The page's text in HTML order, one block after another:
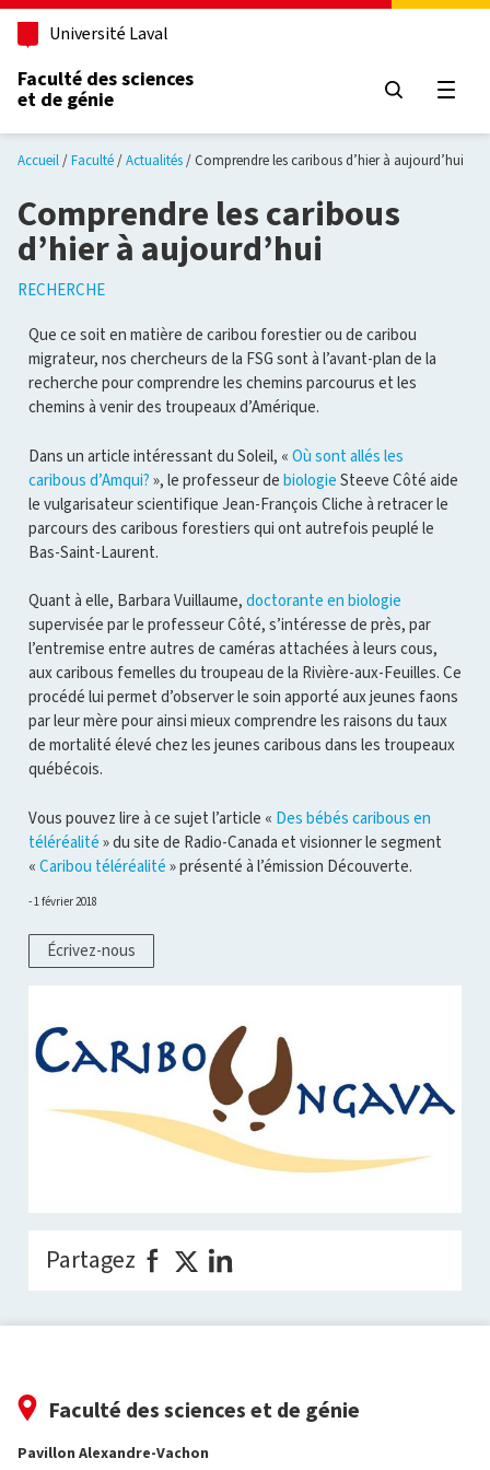
Aller au contenu principal
Université Laval
Faculté des sciences
et de génie
Accueil Faculté Actualités Comprendre les caribous d’hier à aujourd’hui
Comprendre les caribous
d’hier à aujourd’hui
RECHERCHE
Que ce soit en matière de caribou forestier ou de caribou
migrateur, nos chercheurs de la FSG sont à l’avant-plan de la
recherche pour comprendre les chemins parcourus et les
chemins à venir des troupeaux d’Amérique.
Dans un article intéressant du Soleil, « Où sont allés les
caribous d’Amqui? », le professeur de biologie Steeve Côté aide
le vulgarisateur scientifique Jean-François Cliche à retracer le
parcours des caribous forestiers qui ont autrefois peuplé le
Bas-Saint-Laurent.
Quant à elle, Barbara Vuillaume, doctorante en biologie
supervisée par le professeur Côté, s’intéresse de près, par
l’entremise entre autres de caméras attachées à leurs cous,
aux caribous femelles du troupeau de la Rivière-aux-Feuilles. Ce
procédé lui permet d’observer le soin apporté aux jeunes faons
par leur mère pour ainsi mieux comprendre les raisons du taux
de mortalité élevé chez les jeunes caribous dans les troupeaux
québécois.
Vous pouvez lire à ce sujet l’article « Des bébés caribous en
téléréalité » du site de Radio-Canada et visionner le segment
« Caribou téléréalité » présenté à l’émission Découverte.
1 février 2018
Écrivez-nous
Partagez
Faculté des sciences et de génie
Pavillon Alexandre-Vachon